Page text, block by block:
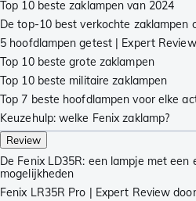
Top 10 beste zaklampen van 2024
De top-10 best verkochte zaklampen
5 hoofdlampen getest | Expert
Top 10 beste grote zaklampen
Top 10 beste militaire zaklampen
Top 7 beste hoofdlampen voor elke
Keuzehulp: welke Fenix zaklamp?
Review
De Fenix LD35R: een lampje met een
mogelijkheden
Fenix LR35R Pro | Expert Review